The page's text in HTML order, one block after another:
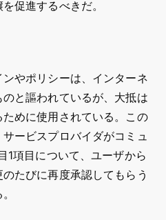
促進するべきだ。
やポリシーは、インターネ
と謳われているが、大抵は
めに使用されている。この
ービスプロバイダがコミュ
1項目について、ユーザから
たびに再度承認してもらう